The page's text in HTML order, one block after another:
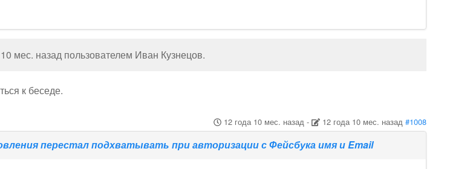
мес. назад пользователем Иван Кузнецов.
к беседе.
12 года 10 мес. назад- 12 года 10 мес. назад #1008
перестал подхватывать при авторизации с Фейсбука имя и Email